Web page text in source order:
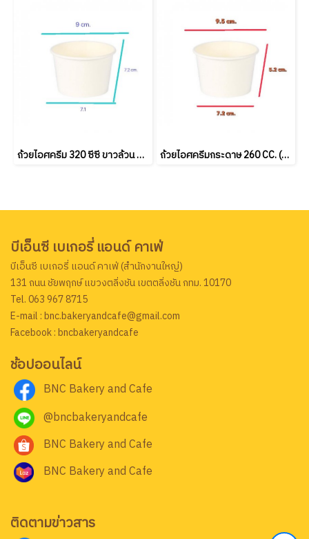
ถ้วยไอศครีม 320 ซีซี ขาวล้วน 50ใบ/แพ็ค ถ้วยไอศครีมกระดาษ 260 CC. (M95) 50ใบ/แพ็ค
บีเอ็นซี เบเกอรี่ แอนด์ คาเฟ่
บีเอ็นซี เบเกอรี่ แอนด์ คาเฟ่ (สำนักงานใหญ่)
131 ถนน ชัยพฤกษ์ แขวงตลิ่งชัน เขตตลิ่งชัน กทม. 10170
Tel. 063 967 8715
E-mail : bnc.bakeryandcafe@gmail.com
Facebook : bncbakeryandcafe
ช้อปออนไลน์
BNC Bakery and Cafe
@bncbakeryandcafe
BNC Bakery and Cafe
BNC Bakery and Cafe
ติดตามข่าวสาร